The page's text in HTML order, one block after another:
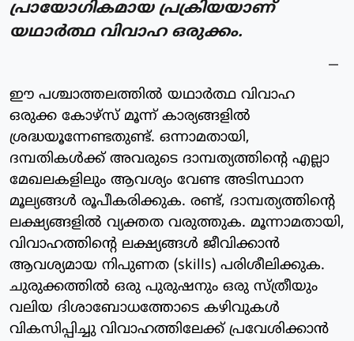
പ്രായോഗികമായ പ്രക്രിയയാണ്
യഥാർത്ഥ വിവാഹ ഒരുക്കം.
ഈ പശ്ചാത്തലത്തിൽ യഥാർത്ഥ വിവാഹ
ഒരുക്ക കോഴ്സ് മൂന്ന് കാര്യങ്ങളിൽ
ശ്രദ്ധയൂന്നേണ്ടതുണ്ട്. ഒന്നാമതായി,
ദമ്പതികൾക്ക് അവരുടെ ദാമ്പത്യത്തിന്റെ എല്ലാ
മേഖലകളിലും ആവശ്യം വേണ്ട അടിസ്ഥാന
മൂല്യങ്ങൾ രൂപീകരിക്കുക. രണ്ട്, ദാമ്പത്യത്തിന്റെ
ലക്ഷ്യങ്ങളിൽ വ്യക്തത വരുത്തുക. മൂന്നാമതായി,
വിവാഹത്തിന്റെ ലക്ഷ്യങ്ങൾ ജീവിക്കാൻ
ആവശ്യമായ നിപുണത (skills) പരിശീലിക്കുക.
ചുരുക്കത്തിൽ ഒരു പുരുഷനും ഒരു സ്ത്രീയും
വലിയ ദിശാബോധത്തോടെ കഴിവുകൾ
വികസിപ്പിച്ചു വിവാഹത്തിലേക്ക് പ്രവേശിക്കാൻ